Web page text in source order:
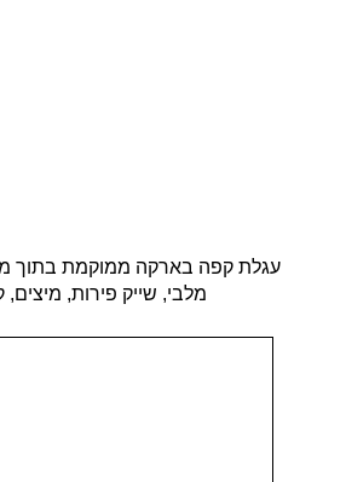
עגלת קפה בארקה ממוקמת בתוך
מלבי, שייק פירות, מיצים,